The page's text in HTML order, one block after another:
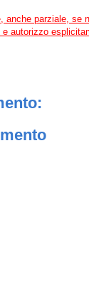
anche parziale,
autorizzo